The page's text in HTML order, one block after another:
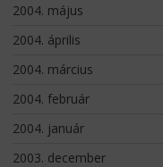
2004. május
2004. április
2004. március
2004. február
2004. január
2003. december